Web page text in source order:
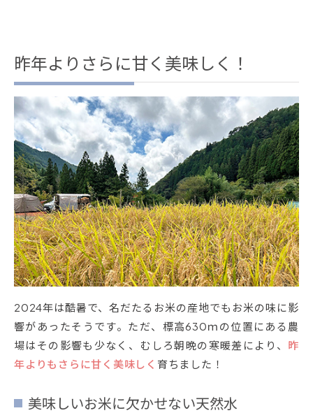
昨年よりさらに甘く美味しく！
2024年は酷暑で、名だたるお米の産地でもお米の味に影
響があったそうです。ただ、標高630ｍの位置にある農
場はその影響も少なく、むしろ朝晩の寒暖差により、 昨
年よりもさらに甘く美味しく 育ちました！
美味しいお米に欠かせない天然水